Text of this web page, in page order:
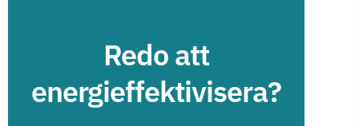
Redo att
energieffektivisera?